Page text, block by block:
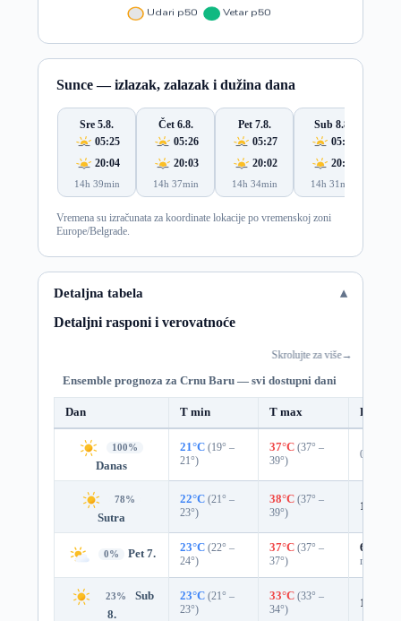
Sunce — izlazak, zalazak i dužina dana
Sre 5.8.
05:25
20:04
14h 39min
Čet 6.8.
05:26
20:03
14h 37min
Pet 7.8.
05:27
20:02
14h 34min
Sub 8.8.
05:28
20:00
14h 31min
Vremena su izračunata za koordinate lokacije po vremenskoj zoni
Europe/Belgrade.
Detaljna tabela
Detaljni rasponi i verovatnoće
Skrolujte za više→
Ensemble prognoza za Crnu Baru — svi dostupni dani
Dan T min T max
100%
Danas
21°C (19° –
21°)
37°C (37° –
39°)
0%
78%
Sutra
22°C (21° –
23°)
38°C (37° –
39°)
14%
0% Pet 7. 23°C (22° –
24°)
37°C (37° –
37°)
62%
mm)
23%
Sub
8.
23°C (21° –
23°)
33°C (33° –
34°)
11%